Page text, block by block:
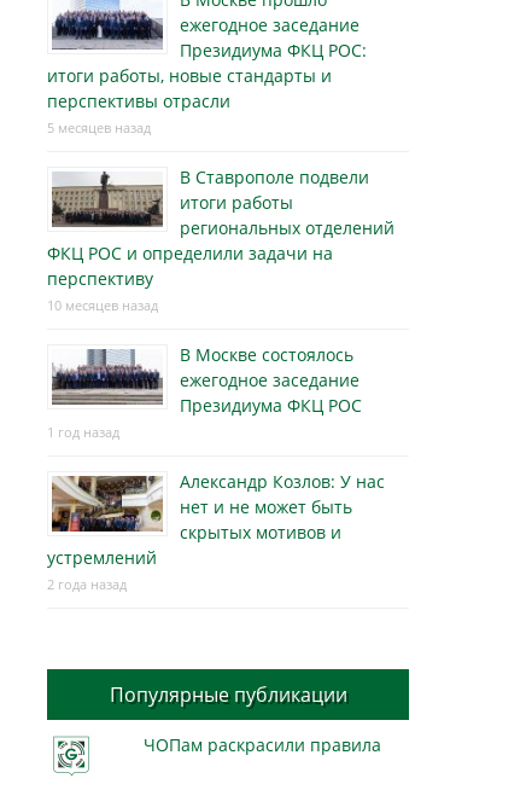
ежегодное заседание
Президиума ФКЦ РОС:
итоги работы, новые стандарты и
перспективы отрасли
5 месяцев назад
В Ставрополе подвели
итоги работы
региональных отделений
ФКЦ РОС и определили задачи на
перспективу
10 месяцев назад
В Москве состоялось
ежегодное заседание
Президиума ФКЦ РОС
1 год назад
Александр Козлов: У нас
нет и не может быть
скрытых мотивов и
устремлений
2 года назад
Популярные публикации
ЧОПам раскрасили правила